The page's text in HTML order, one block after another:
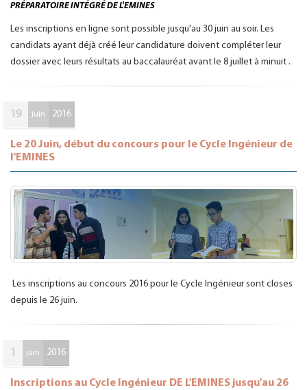
PRÉPARATOIRE INTÉGRÉ DE L'EMINES
Les inscriptions en ligne sont possible jusqu'au 30 juin au soir. Les
candidats ayant déjà créé leur candidature doivent compléter leur
dossier avec leurs résultats au baccalauréat avant le 8 juillet à minuit .
19 juin 2016
Le 20 Juin, début du concours pour le Cycle Ingénieur de
l'EMINES
Les inscriptions au concours 2016 pour le Cycle Ingénieur sont closes
depuis le 26 juin.
1 juin 2016
Inscriptions au Cycle Ingénieur DE L'EMINES jusqu'au 26